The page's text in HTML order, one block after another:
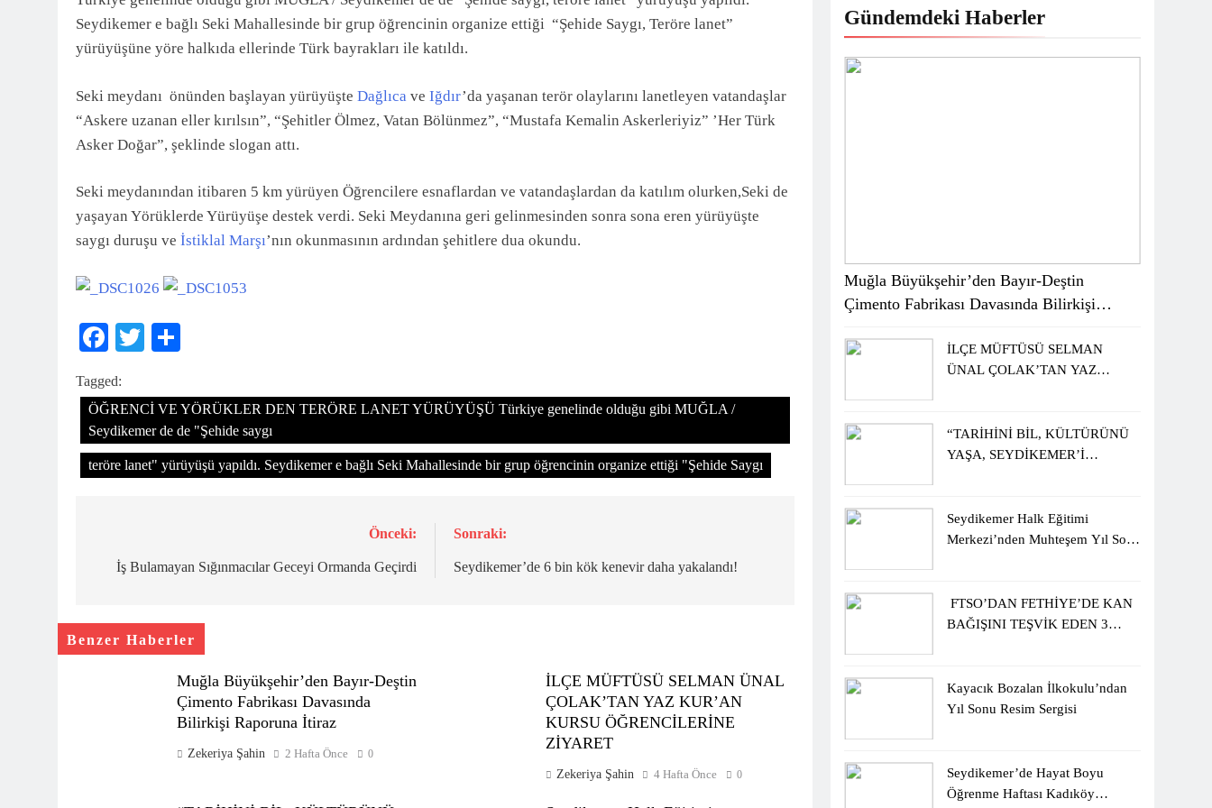
3 Ay Önce
Seydikemer e bağlı Seki Mahallesinde bir grup öğrencinin organize ettiği “Şehide Saygı, Teröre lanet”
yürüyüşüne yöre halkıda ellerinde Türk bayrakları ile katıldı.
Seki meydanı önünden başlayan yürüyüşte Dağlıca ve Iğdır’da yaşanan terör olaylarını lanetleyen vatandaşlar
“Askere uzanan eller kırılsın”, “Şehitler Ölmez, Vatan Bölünmez”, “Mustafa Kemalin Askerleriyiz” ’Her Türk
Asker Doğar”, şeklinde slogan attı.
Seki meydanından itibaren 5 km yürüyen Öğrencilere esnaflardan ve vatandaşlardan da katılım olurken,Seki de
yaşayan Yörüklerde Yürüyüşe destek verdi. Seki Meydanına geri gelinmesinden sonra sona eren yürüyüşte
saygı duruşu ve İstiklal Marşı’nın okunmasının ardından şehitlere dua okundu.
Facebook
Twitter
Tagged:
ÖĞRENCİ VE YÖRÜKLER DEN TERÖRE LANET YÜRÜYÜŞÜ Türkiye genelinde olduğu gibi MUĞLA /
Seydikemer de de "Şehide saygı
teröre lanet" yürüyüşü yapıldı. Seydikemer e bağlı Seki Mahallesinde bir grup öğrencinin organize ettiği "Şehide Saygı
gezinmesi
Önceki:
İş Bulamayan Sığınmacılar Geceyi Ormanda Geçirdi
Sonraki:
Seydikemer’de 6 bin kök kenevir daha yakalandı!
Benzer Haberler
Muğla Büyükşehir’den Bayır-Deştin
Çimento Fabrikası Davasında
Bilirkişi Raporuna İtiraz
Zekeriya Şahin 2 Hafta Önce 0
İLÇE MÜFTÜSÜ SELMAN ÜNAL
ÇOLAK’TAN YAZ KUR’AN
KURSU ÖĞRENCİLERİNE
ZİYARET
Zekeriya Şahin 4 Hafta Önce 0
Gündemdeki Haberler
Muğla Büyükşehir’den Bayır-Deştin
Çimento Fabrikası Davasında Bilirkişi
İLÇE MÜFTÜSÜ SELMAN
ÜNAL ÇOLAK’TAN YAZ
“TARİHİNİ BİL, KÜLTÜRÜNÜ
YAŞA, SEYDİKEMER’İ
Seydikemer Halk Eğitimi
Merkezi’nden Muhteşem Yıl Sonu
FTSO’DAN FETHİYE’DE KAN
BAĞIŞINI TEŞVİK EDEN 3
Kayacık Bozalan İlkokulu’ndan
Yıl Sonu Resim Sergisi
Seydikemer’de Hayat Boyu
Öğrenme Haftası Kadıköy